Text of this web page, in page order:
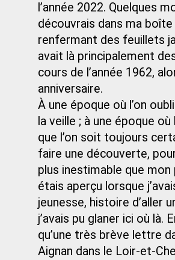
l’année 2022. Quelques
découvrais dans ma
renfermant des feuillets
avait là principalement
cours de l’année 1962,
anniversaire.
À une époque où l’on
la veille ; à une époque
que l’on soit toujours
faire une découverte,
plus inestimable que mon
étais aperçu lorsque
jeunesse, histoire d’aller
j’avais pu glaner ici où là.
qu’une très brève lettre
Aignan dans le Loir-et-